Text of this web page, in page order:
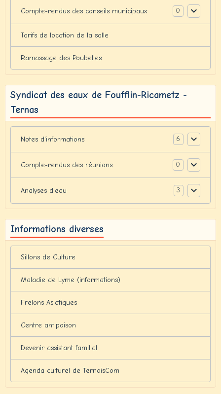
Compte-rendus des conseils municipaux 0
Tarifs de location de la salle
Ramassage des Poubelles
Syndicat des eaux de Foufflin-Ricametz -
Ternas
Notes d'informations 6
Compte-rendus des réunions 0
Analyses d'eau 3
Informations diverses
Sillons de Culture
Maladie de Lyme (informations)
Frelons Asiatiques
Centre antipoison
Devenir assistant familial
Agenda culturel de TernoisCom